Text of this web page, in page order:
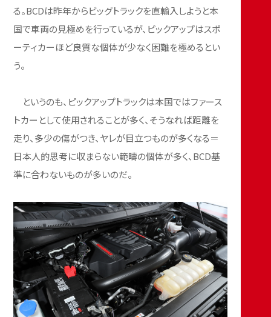
る。BCDは昨年からビッグトラックを直輸入しようと本
国で車両の見極めを行っているが、ピックアップはスポ
ーティカーほど良質な個体が少なく困難を極めるとい
う。
というのも、ピックアップトラックは本国ではファース
トカーとして使用されることが多く、そうなれば距離を
走り、多少の傷がつき、ヤレが目立つものが多くなる＝
日本人的思考に収まらない範疇の個体が多く、BCD基
準に合わないものが多いのだ。